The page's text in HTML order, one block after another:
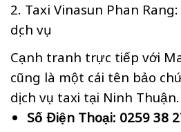
2. Taxi Vinasun Phan
dịch vụ
Cạnh tranh trực tiếp với
cũng là một cái tên bảo
dịch vụ taxi tại Ninh Thuận.
Số Điện Thoại: 0259 38